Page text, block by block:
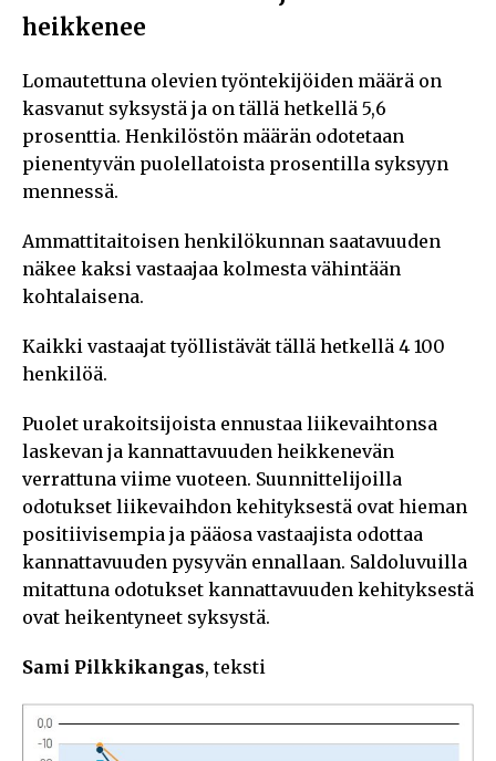
heikkenee
Lomautettuna olevien työntekijöiden määrä on
kasvanut syksystä ja on tällä hetkellä 5,6
prosenttia. Henkilöstön määrän odotetaan
pienentyvän puolellatoista prosentilla syksyyn
mennessä.
Ammattitaitoisen henkilökunnan saatavuuden
näkee kaksi vastaajaa kolmesta vähintään
kohtalaisena.
Kaikki vastaajat työllistävät tällä hetkellä 4 100
henkilöä.
Puolet urakoitsijoista ennustaa liikevaihtonsa
laskevan ja kannattavuuden heikkenevän
verrattuna viime vuoteen. Suunnittelijoilla
odotukset liikevaihdon kehityksestä ovat hieman
positiivisempia ja pääosa vastaajista odottaa
kannattavuuden pysyvän ennallaan. Saldoluvuilla
mitattuna odotukset kannattavuuden kehityksestä
ovat heikentyneet syksystä.
Sami Pilkkikangas, teksti